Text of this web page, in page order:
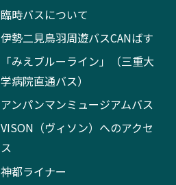
臨時バスについて
伊勢二見鳥羽周遊バスCANばす
「みえブルーライン」（三重大
学病院直通バス）
アンパンマンミュージアムバス
VISON（ヴィソン）へのアクセ
ス
神都ライナー